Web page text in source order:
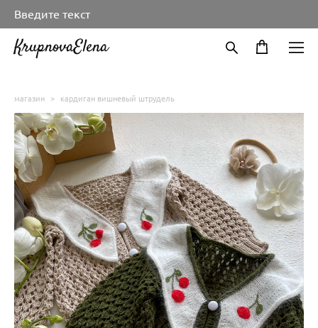
Введите текст
KrupnovaElena
магазин > кардиган вишневый штрудель